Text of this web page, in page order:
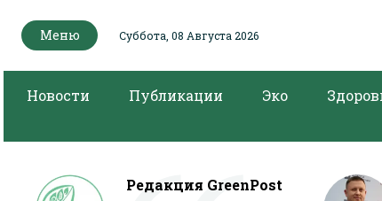
Меню Суббота, 08 Августа 2026
Новости Публикации Эко
Редакция GreenPost